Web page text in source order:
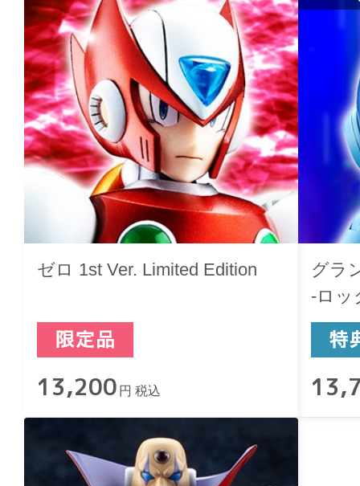
ゼロ 1st Ver. Limited Edition
13,200 円 税込
グラ
-ロッ